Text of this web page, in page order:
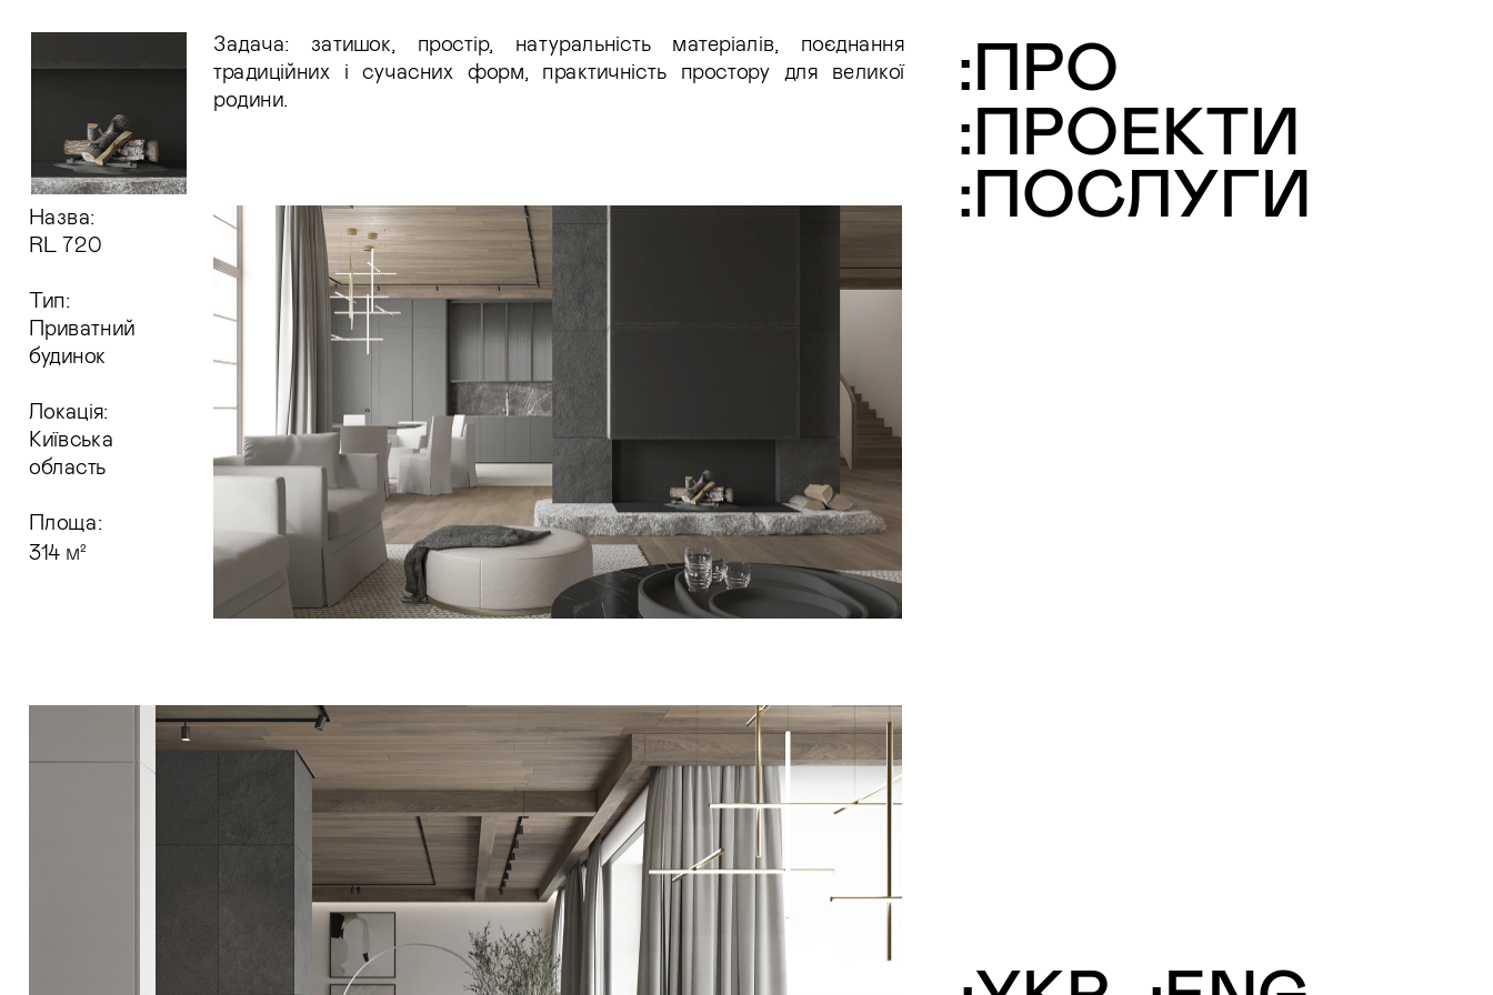
:ПРО
:ПРОЕКТИ
: ПОСЛУГИ
Задача: затишок, простір, натуральність матеріалів, поєднання
традиційних і сучасних форм, практичність простору для великої
родини.
Назва:
RL 720
Тип:
Приватний
будинок
Локація:
Київська
область
Площа:
314 м²